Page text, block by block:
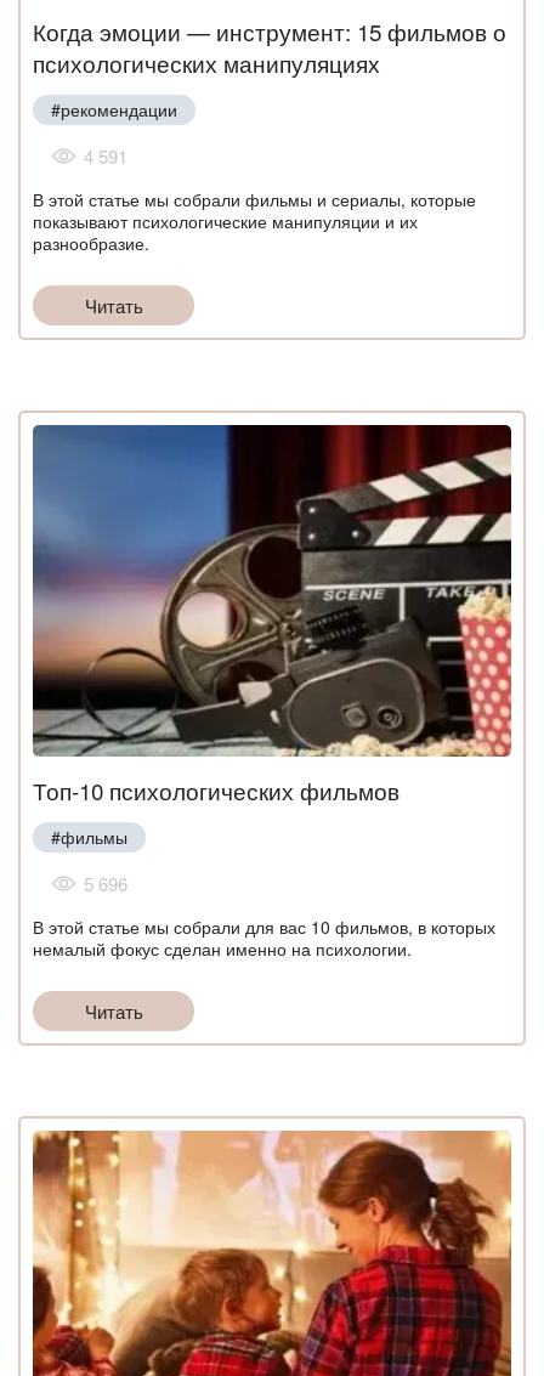
Когда эмоции — инструмент: 15 фильмов о
психологических манипуляциях
#рекомендации
4 591
В этой статье мы собрали фильмы и сериалы, которые
показывают психологические манипуляции и их
разнообразие.
Читать
Топ-10 психологических фильмов
#фильмы
5 696
В этой статье мы собрали для вас 10 фильмов, в которых
немалый фокус сделан именно на психологии.
Читать